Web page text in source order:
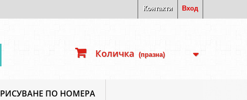
Вход
Контакти
РИСУВАНЕ ПО НОМЕРА
Количка (празна)